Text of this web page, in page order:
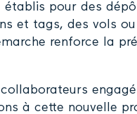
pour des
et tags, des vols
renforce la
à cette nouvelle